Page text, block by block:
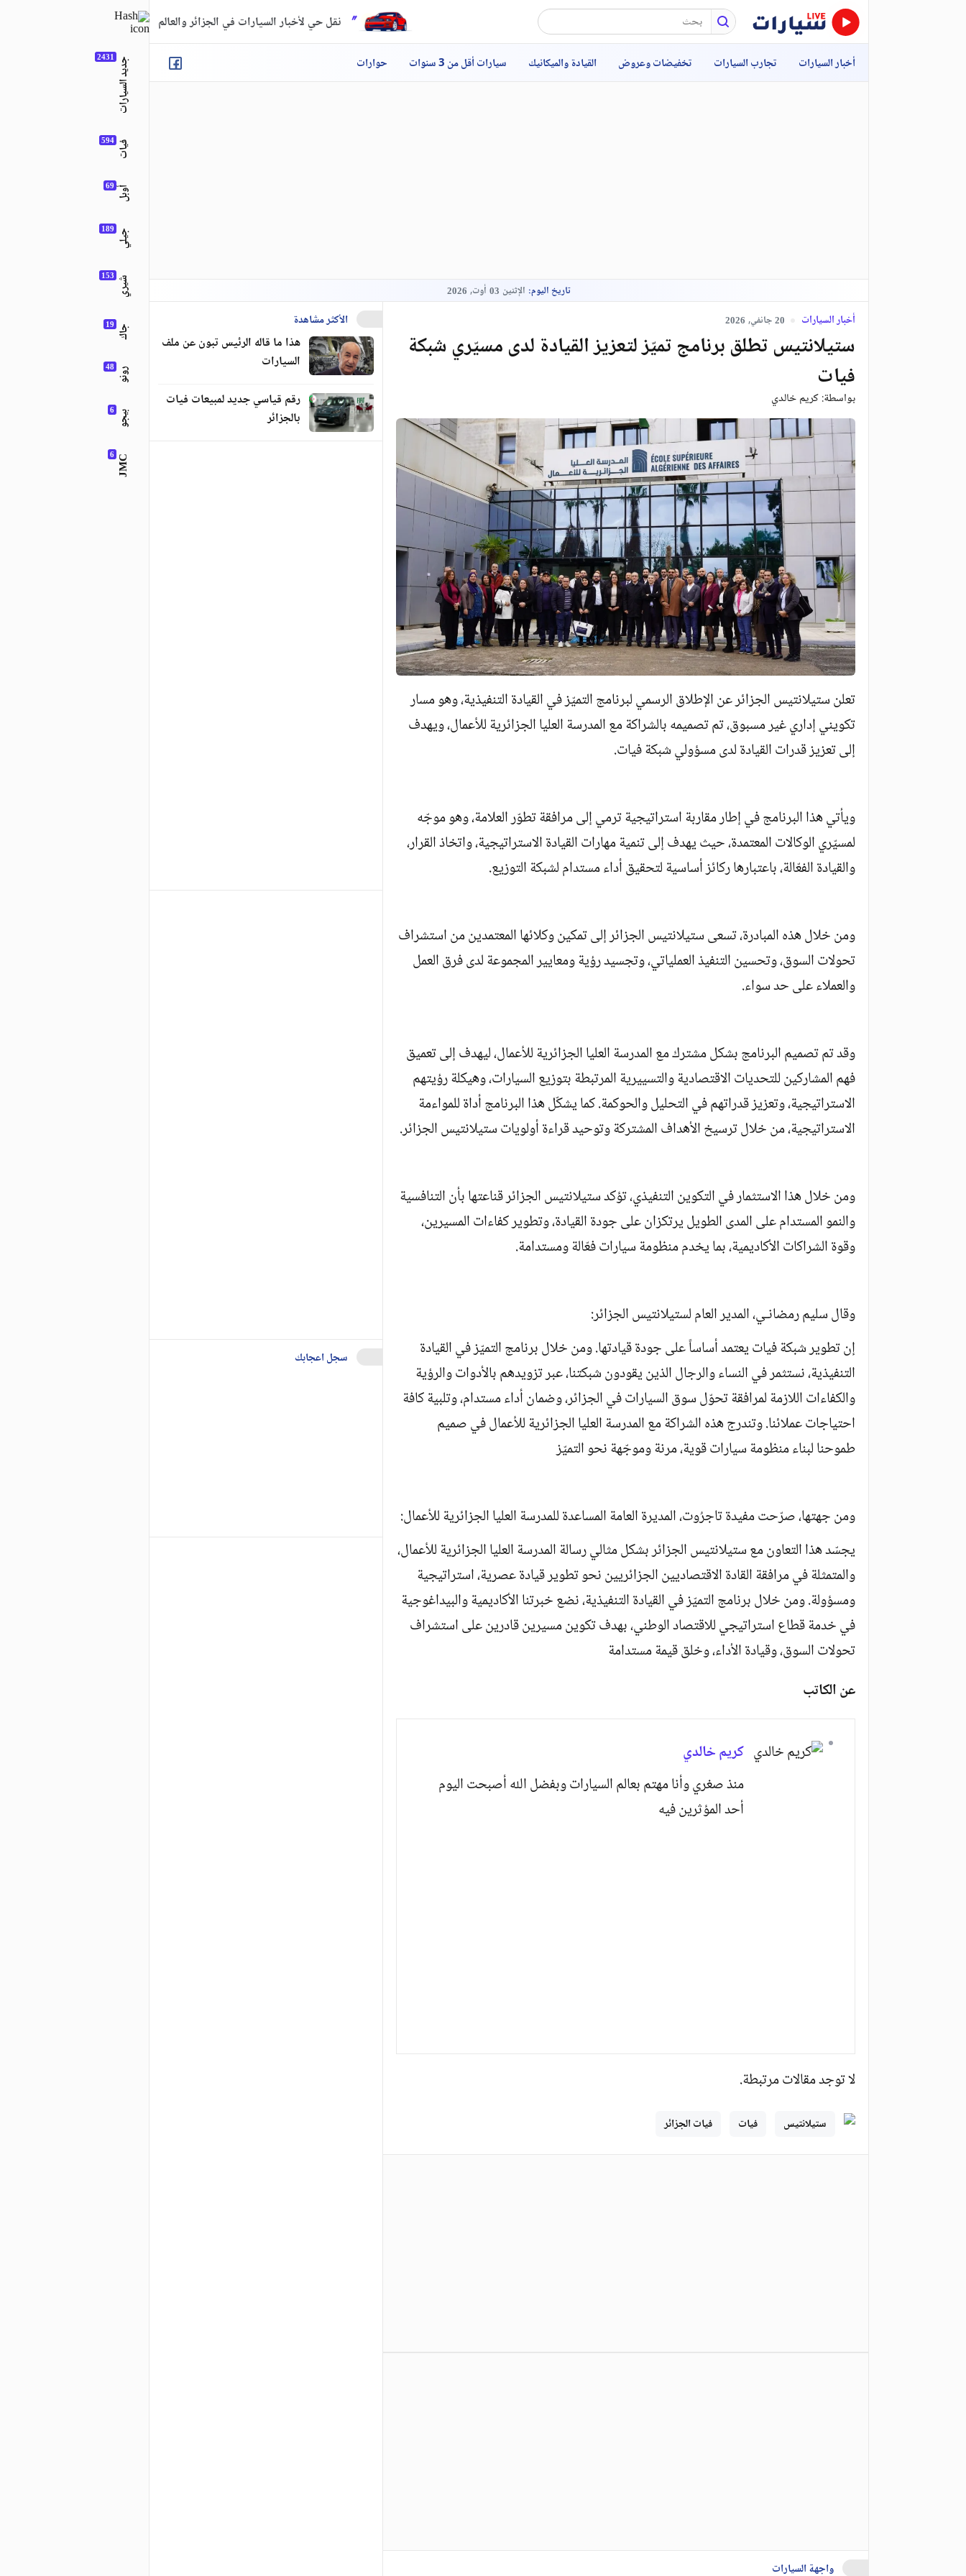
نقل حي لأخبار السيارات في الجزائر والعالم
أخبار السيارات تجارب السيارات تخفيضات وعروض القيادة والميكانيك سيارات أقل من 3 سنوات حوارات
تاريخ اليوم: الإثنين 03 أوت, 2026
أخبار السيارات 20 جانفي, 2026
ستيلانتيس تطلق برنامج تميّز لتعزيز القيادة لدى مسيّري شبكة
فيات
بواسطة:كريم خالدي
تعلن ستيلانتيس الجزائر عن الإطلاق الرسمي لبرنامج التميّز في القيادة التنفيذية، وهو مسار
تكويني إداري غير مسبوق، تم تصميمه بالشراكة مع المدرسة العليا الجزائرية للأعمال، ويهدف
إلى تعزيز قدرات القيادة لدى مسؤولي شبكة فيات.
ويأتي هذا البرنامج في إطار مقاربة استراتيجية ترمي إلى مرافقة تطوّر العلامة، وهو موجّه
لمسيّري الوكالات المعتمدة، حيث يهدف إلى تنمية مهارات القيادة الاستراتيجية، واتخاذ القرار،
والقيادة الفعّالة، باعتبارها ركائز أساسية لتحقيق أداء مستدام لشبكة التوزيع.
ومن خلال هذه المبادرة، تسعى ستيلانتيس الجزائر إلى تمكين وكلائها المعتمدين من استشراف
تحولات السوق، وتحسين التنفيذ العملياتي، وتجسيد رؤية ومعايير المجموعة لدى فرق العمل
والعملاء على حد سواء.
وقد تم تصميم البرنامج بشكل مشترك مع المدرسة العليا الجزائرية للأعمال، ليهدف إلى تعميق
فهم المشاركين للتحديات الاقتصادية والتسييرية المرتبطة بتوزيع السيارات، وهيكلة رؤيتهم
الاستراتيجية، وتعزيز قدراتهم في التحليل والحوكمة. كما يشكّل هذا البرنامج أداة للمواءمة
الاستراتيجية، من خلال ترسيخ الأهداف المشتركة وتوحيد قراءة أولويات ستيلانتيس الجزائر.
ومن خلال هذا الاستثمار في التكوين التنفيذي، تؤكد ستيلانتيس الجزائر قناعتها بأن التنافسية
والنمو المستدام على المدى الطويل يرتكزان على جودة القيادة، وتطوير كفاءات المسيرين،
وقوة الشراكات الأكاديمية، بما يخدم منظومة سيارات فعّالة ومستدامة.
وقال سليم رمضانـي، المدير العام لستيلانتيس الجزائر:
إن تطوير شبكة فيات يعتمد أساساً على جودة قيادتها. ومن خلال برنامج التميّز في القيادة
التنفيذية، نستثمر في النساء والرجال الذين يقودون شبكتنا، عبر تزويدهم بالأدوات والرؤية
والكفاءات اللازمة لمرافقة تحوّل سوق السيارات في الجزائر، وضمان أداء مستدام، وتلبية كافة
احتياجات عملائنا. وتندرج هذه الشراكة مع المدرسة العليا الجزائرية للأعمال في صميم
طموحنا لبناء منظومة سيارات قوية، مرنة وموجّهة نحو التميّز
ومن جهتها، صرّحت مفيدة تاجرُوت، المديرة العامة المساعدة للمدرسة العليا الجزائرية للأعمال:
يجسّد هذا التعاون مع ستيلانتيس الجزائر بشكل مثالي رسالة المدرسة العليا الجزائرية للأعمال،
والمتمثلة في مرافقة القادة الاقتصاديين الجزائريين نحو تطوير قيادة عصرية، استراتيجية
ومسؤولة. ومن خلال برنامج التميّز في القيادة التنفيذية، نضع خبرتنا الأكاديمية والبيداغوجية
في خدمة قطاع استراتيجي للاقتصاد الوطني، بهدف تكوين مسيرين قادرين على استشراف
تحولات السوق، وقيادة الأداء، وخلق قيمة مستدامة
عن الكاتب
كريم خالدي
منذ صغري وأنا مهتم بعالم السيارات وبفضل الله أصبحت اليوم
أحد المؤثرين فيه
لا توجد مقالات مرتبطة.
ستيلانتيس فيات فيات الجزائر
واجهة السيارات
الأكثر مشاهدة
هذا ما قاله الرئيس تبون عن ملف
السيارات
رقم قياسي جديد لمبيعات فيات
بالجزائر
سجل اعجابك
جديد السيارات
فيات
أوبل
جيلي
شيري
جاك
رونو
بيجو
JMC